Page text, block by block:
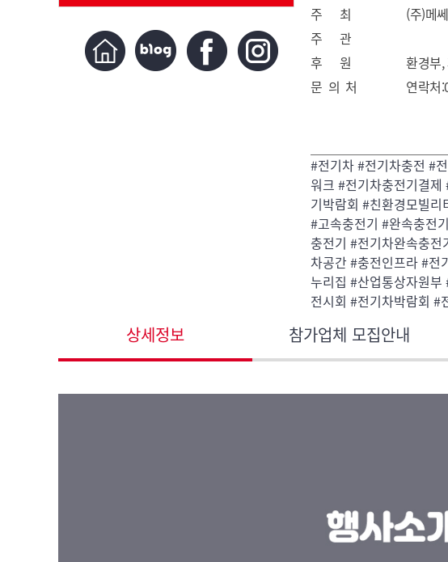
- 전기
주 최
(주)메
주 관
후 원
문 의 처
연락처
#전기차 #전기차충전 #
워크 #전기차충전기결
기박람회 #친환경모빌리
#고속충전기 #완속충전
충전기 #전기차완속충
차공간 #충전인프라 #전
누리집 #산업통상자원
전시회 #전기차박람회 #
상세정보 참가업체 모집안내